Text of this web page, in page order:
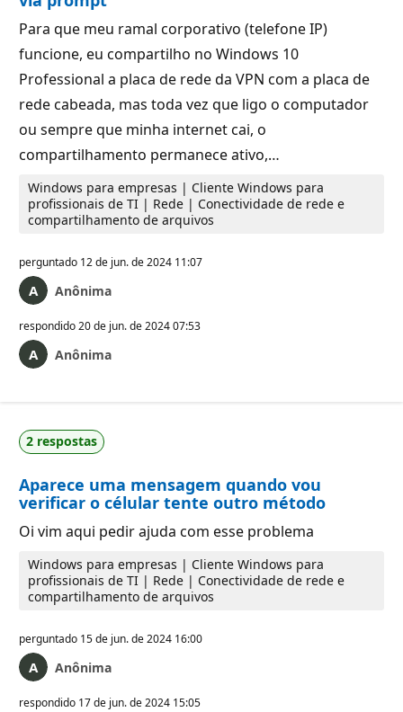
Para que meu ramal corporativo (telefone IP)
funcione, eu compartilho no Windows 10
Professional a placa de rede da VPN com a placa de
rede cabeada, mas toda vez que ligo o computador
ou sempre que minha internet cai, o
compartilhamento permanece ativo,…
Windows para empresas | Cliente Windows para
profissionais de TI | Rede | Conectividade de rede e
compartilhamento de arquivos
perguntado 12 de jun. de 2024 11:07
Anônima
respondido20 de jun. de 2024 07:53
Anônima
2 respostas
Aparece uma mensagem quando vou
verificar o célular tente outro método
Oi vim aqui pedir ajuda com esse problema
Windows para empresas | Cliente Windows para
profissionais de TI | Rede | Conectividade de rede e
compartilhamento de arquivos
perguntado 15 de jun. de 2024 16:00
Anônima
respondido 17 de jun. de 2024 15:05